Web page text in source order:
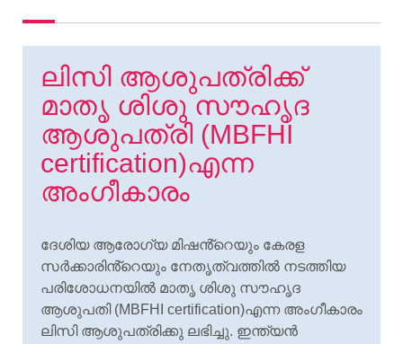
ലിസി ആശുപത്രിക്ക്
മാതൃ ശിശു സൗഹൃദ
ആശുപത്രി (MBFHI
certification)എന്ന
അംഗീകാരം
ദേശിയ ആരോഗ്യ മിഷൻ്റെയും കേരള
സര്ക്കാരിൻ്റെയും നേതൃത്വത്തില് നടത്തിയ
പരിശോധനയില് മാതൃ ശിശു സൗഹൃദ
ആശുപതി (MBFHI certification)എന്ന അംഗീകാരം
ലിസി ആശുപത്രിക്കു ലഭിച്ചു. ഇന്ത്യന്